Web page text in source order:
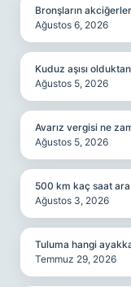
Bronşların
Ağustos 6, 2026
Kuduz aşısı
Ağustos 5, 2026
Avarız vergisi ne
Ağustos 5, 2026
500 km kaç saat
Ağustos 3, 2026
Tuluma hangi
Temmuz 29, 2026